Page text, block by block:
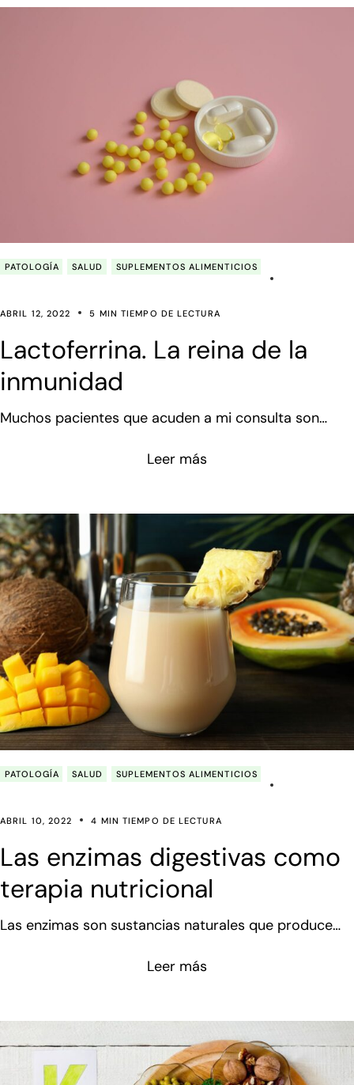
PATOLOGÍA SALUD SUPLEMENTOS ALIMENTICIOS
ABRIL 12, 2022 5 MIN TIEMPO DE LECTURA
Lactoferrina. La reina de la
inmunidad
Muchos pacientes que acuden a mi consulta son
particular. Cuando existe inflamación, problemas de
Leer más
PATOLOGÍA SALUD SUPLEMENTOS ALIMENTICIOS
ABRIL 10, 2022 4 MIN TIEMPO DE LECTURA
Las enzimas digestivas como
terapia nutricional
Las enzimas son sustancias naturales que produce
páncreas e intestino. También se encuentran de
Leer más